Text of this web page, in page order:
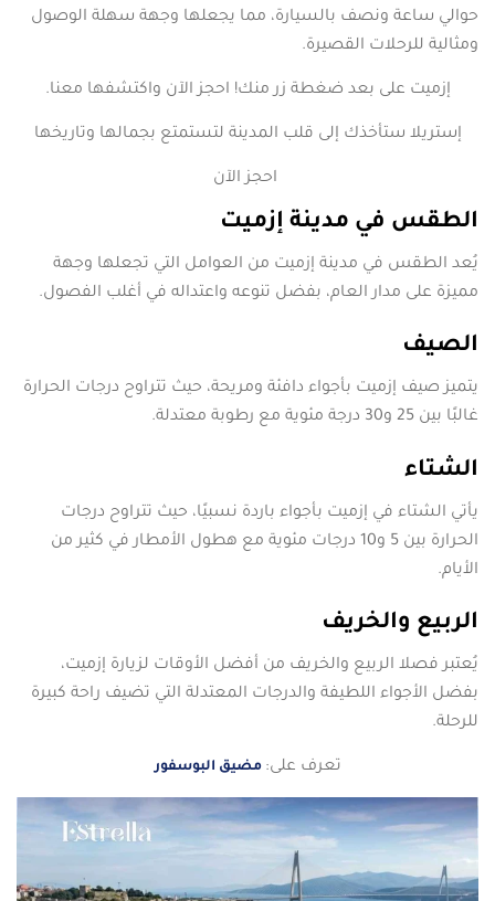
حوالي ساعة ونصف بالسيارة، مما يجعلها وجهة سهلة الوصول
ومثالية للرحلات القصيرة.
إزميت على بعد ضغطة زر منك! احجز الآن واكتشفها معنا.
إستريلا ستأخذك إلى قلب المدينة لتستمتع بجمالها وتاريخها
احجز الآن
الطقس في مدينة إزميت
يُعد الطقس في مدينة إزميت من العوامل التي تجعلها وجهة
مميزة على مدار العام، بفضل تنوعه واعتداله في أغلب الفصول.
الصيف
يتميز صيف إزميت بأجواء دافئة ومريحة، حيث تتراوح درجات الحرارة
غالبًا بين 25 و30 درجة مئوية مع رطوبة معتدلة.
الشتاء
يأتي الشتاء في إزميت بأجواء باردة نسبيًا، حيث تتراوح درجات
الحرارة بين 5 و10 درجات مئوية مع هطول الأمطار في كثير من
الأيام.
الربيع والخريف
يُعتبر فصلا الربيع والخريف من أفضل الأوقات لزيارة إزميت،
بفضل الأجواء اللطيفة والدرجات المعتدلة التي تضيف راحة كبيرة
للرحلة.
تعرف على: مضيق البوسفور